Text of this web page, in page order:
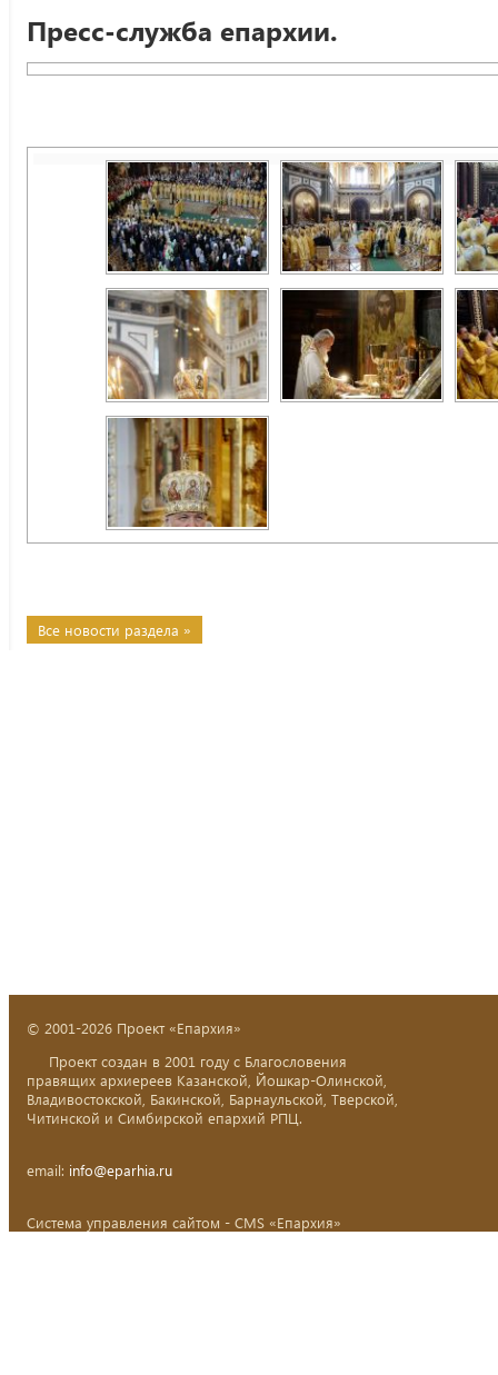
Пресс-служба епархии.
Все новости раздела »
© 2001-2026 Проект «Епархия»
Проект создан в 2001 году с Благословения
правящих архиереев Казанской, Йошкар-Олинской,
Владивостокской, Бакинской, Барнаульской, Тверской,
Читинской и Симбирской епархий РПЦ.
email: info@eparhia.ru
Система управления сайтом - CMS «Епархия»